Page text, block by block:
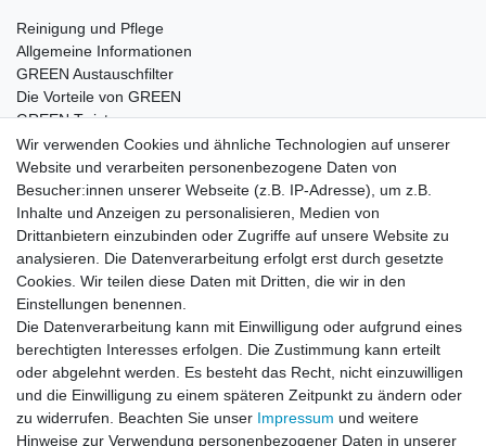
Reinigung und Pflege
Allgemeine Informationen
GREEN Austauschfilter
Die Vorteile von GREEN
GREEN Twister
Impressum Daten­schutz­erklärung AGB
Barrierefreiheitserklärung Widerrufs­recht
Vertrag widerrufen Kontakt
© Copyright 2026 | Alle Rechte vorbehalten.
Wir verwenden Cookies und ähnliche Technologien auf unserer
Website und verarbeiten personenbezogene Daten von
Besucher:innen unserer Webseite (z.B. IP-Adresse), um z.B.
Inhalte und Anzeigen zu personalisieren, Medien von
Drittanbietern einzubinden oder Zugriffe auf unsere Website zu
analysieren. Die Datenverarbeitung erfolgt erst durch gesetzte
Cookies. Wir teilen diese Daten mit Dritten, die wir in den
Einstellungen benennen.
Die Datenverarbeitung kann mit Einwilligung oder aufgrund eines
berechtigten Interesses erfolgen. Die Zustimmung kann erteilt
oder abgelehnt werden. Es besteht das Recht, nicht einzuwilligen
und die Einwilligung zu einem späteren Zeitpunkt zu ändern oder
zu widerrufen. Beachten Sie unser Impressum und weitere
Hinweise zur Verwendung personenbezogener Daten in unserer